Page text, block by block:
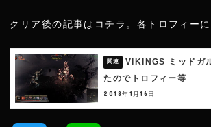
クリア後の記事はコチラ。各トロフィー
VIKINGS ミッドガ
たのでトロフィー等
2018年1月16日